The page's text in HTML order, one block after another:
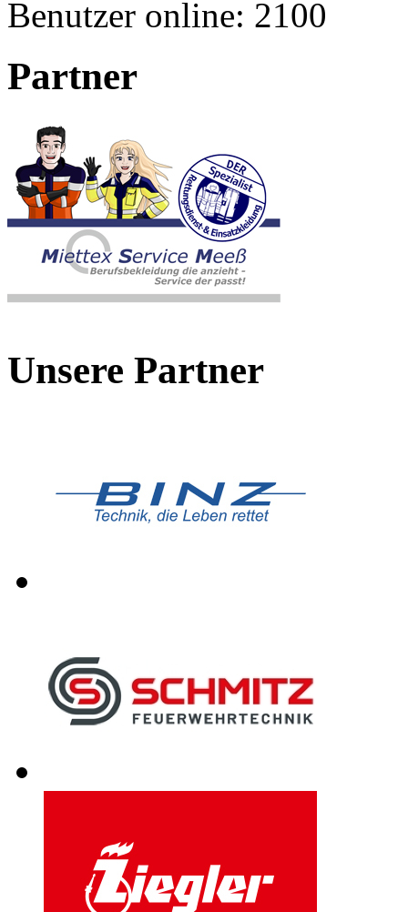
Benutzer online: 2100
Partner
Unsere Partner